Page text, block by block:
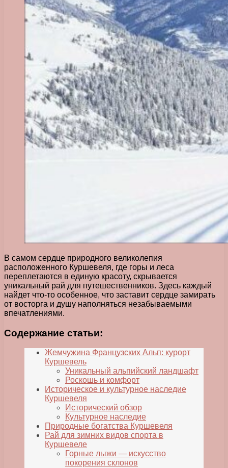
В самом сердце природного великолепия
расположенного Куршевеля, где горы и леса
переплетаются в единую красоту, скрывается
уникальный рай для путешественников. Здесь каждый
найдет что-то особенное, что заставит сердце замирать
от восторга и душу наполняться незабываемыми
впечатлениями.
Содержание статьи:
Жемчужина Французских Альп: курорт
Куршевель
Уникальный альпийский ландшафт
Роскошь и комфорт
Историческое и культурное наследие
Куршевеля
Исторический обзор
Культурное наследие
Природные богатства Куршевеля
Рай для зимних видов спорта в
Куршевеле
Горные лыжи — искусство
покорения склонов